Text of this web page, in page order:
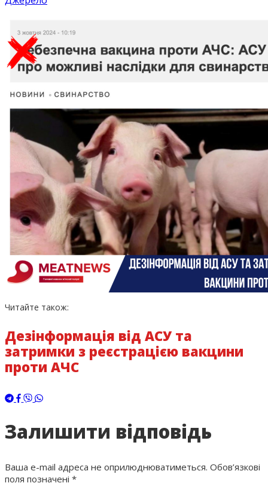
Читайте також:
Дезінформація від АСУ та
затримки з реєстрацією вакцини
проти АЧС
Залишити відповідь
Ваша e-mail адреса не оприлюднюватиметься. Обов’язкові
поля позначені *